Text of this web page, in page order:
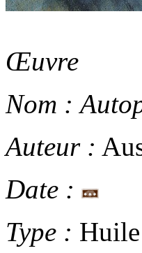
Œuvre
Nom :
Auteur :
Date :
Type :